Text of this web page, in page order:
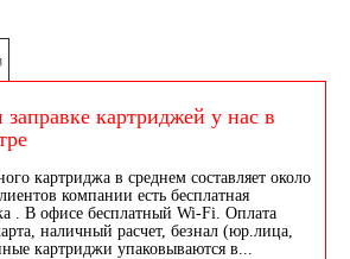
картриджей у нас в
картриджа в среднем составляет около
компании есть бесплатная
. В офисе бесплатный Wi-Fi. Оплата
наличный расчет, безнал (юр.лица,
картриджи упаковываются в...